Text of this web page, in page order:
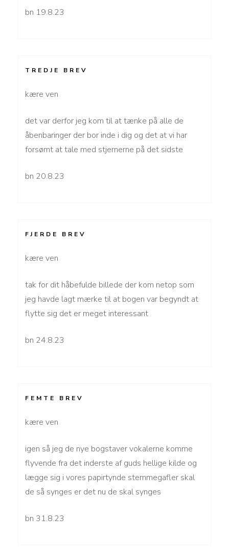
bn 19.8.23
TREDJE BREV
kære ven
det var derfor jeg kom til at tænke på alle de
åbenbaringer der bor inde i dig og det at vi har
forsømt at tale med stjernerne på det sidste
bn 20.8.23
FJERDE BREV
kære ven
tak for dit håbefulde billede der kom netop som
jeg havde lagt mærke til at bogen var begyndt at
flytte sig det er meget interessant
bn 24.8.23
FEMTE BREV
kære ven
igen så jeg de nye bogstaver vokalerne komme
flyvende fra det inderste af guds hellige kilde og
lægge sig i vores papirtynde stemmegafler skal
de så synges er det nu de skal synges
bn 31.8.23